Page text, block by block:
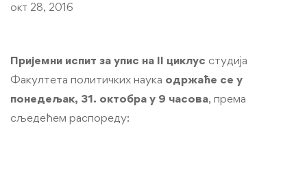
окт 28, 2016
Пријемни испит за упис на II циклус студија
Факултета политичких наука одржаће се у
понедељак, 31. октобра у 9 часова, према
сљедећем распореду: